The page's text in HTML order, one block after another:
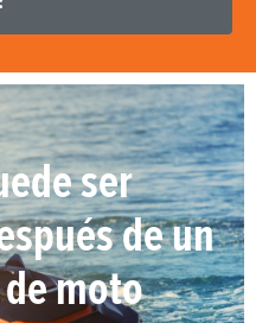
ser
de un
moto